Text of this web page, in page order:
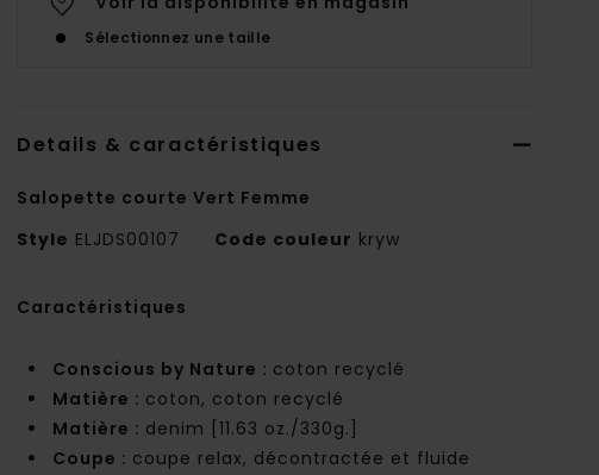
Sélectionnez une taille
Details & caractéristiques
Salopette courte Vert Femme
Style ELJDS00107 Code couleur kryw
Caractéristiques
Conscious by Nature : coton recyclé
Matière : coton, coton recyclé
Matière : denim [11.63 oz./330g.]
Coupe : coupe relax, décontractée et fluide